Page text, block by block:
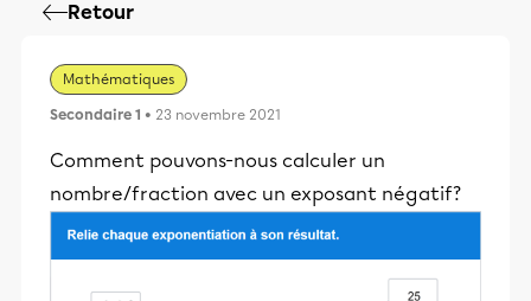
Retour
Mathématiques
Secondaire 1 • 23 novembre 2021
Comment pouvons-nous calculer un
nombre/fraction avec un exposant négatif?